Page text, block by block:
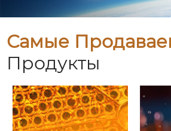
Самые
Продукты